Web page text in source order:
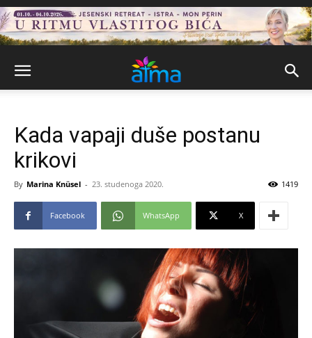
Kada vapaji duše postanu
krikovi
By Marina Knüsel - 23. studenoga 2020. 1419
Facebook WhatsApp X